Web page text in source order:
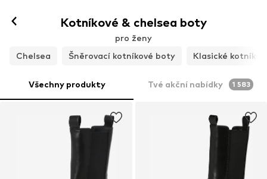
Kotníkové & chelsea boty
pro ženy
Chelsea
Šněrovací kotníkové boty Klasické
Všechny produkty Tvé akční nabídky 1 583